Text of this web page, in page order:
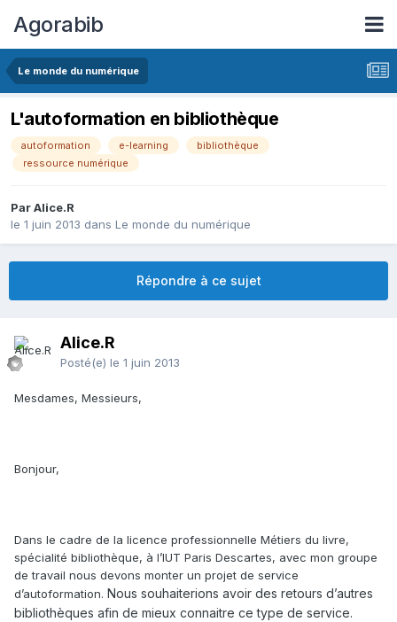
Agorabib
Le monde du numérique
L'autoformation en bibliothèque
autoformation e-learning
bibliothèque
ressource numérique
Par Alice.R
le 1 juin 2013 dans Le monde du numérique
Répondre à ce sujet
Alice.R
Posté(e) le 1 juin 2013
Mesdames, Messieurs,
Bonjour,
Dans le cadre de la licence professionnelle Métiers du livre,
spécialité bibliothèque, à l’IUT Paris Descartes, avec mon groupe
de travail nous devons monter un projet de service
d’autoformation. Nous souhaiterions avoir des retours d’autres
bibliothèques afin de mieux connaitre ce type de service.